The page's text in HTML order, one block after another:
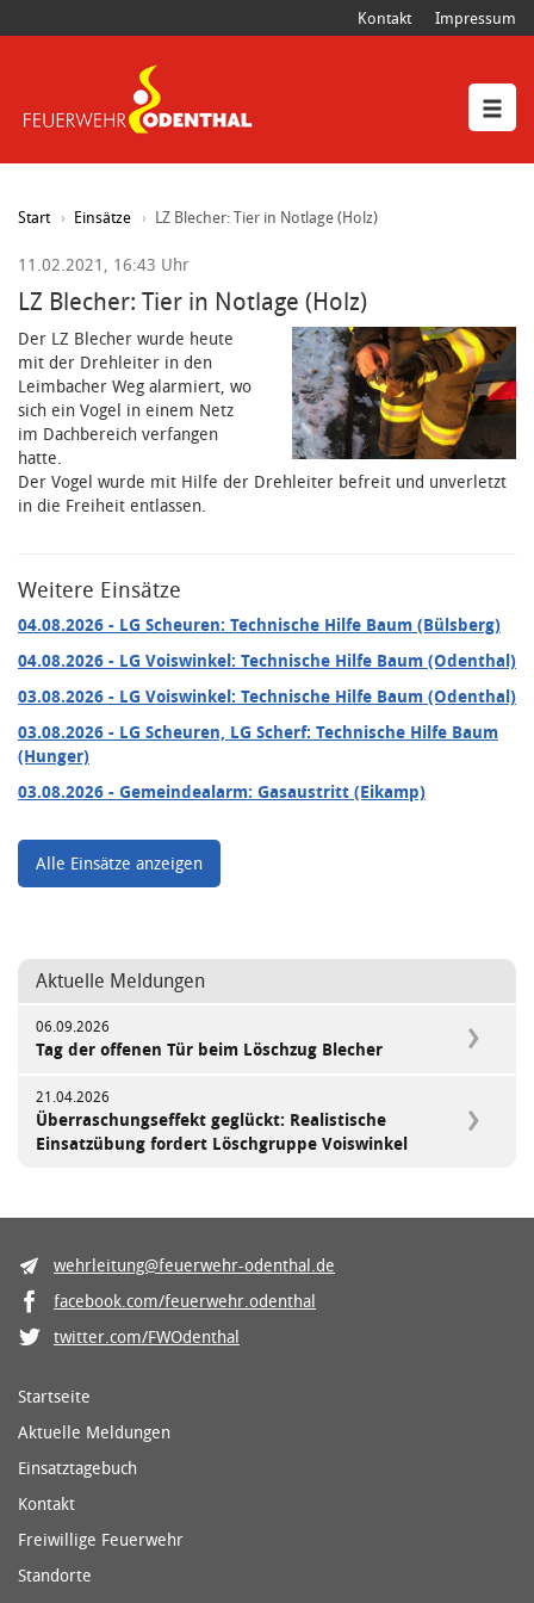
Kontakt Impressum
Start Einsätze LZ Blecher: Tier in Notlage (Holz)
11.02.2021, 16:43 Uhr
LZ Blecher: Tier in Notlage (Holz)
Der LZ Blecher wurde heute
mit der Drehleiter in den
Leimbacher Weg alarmiert, wo
sich ein Vogel in einem Netz
im Dachbereich verfangen
hatte.
Der Vogel wurde mit Hilfe der Drehleiter befreit und unverletzt
in die Freiheit entlassen.
Weitere Einsätze
04.08.2026 - LG Scheuren: Technische Hilfe Baum (Bülsberg)
04.08.2026 - LG Voiswinkel: Technische Hilfe Baum (Odenthal)
03.08.2026 - LG Voiswinkel: Technische Hilfe Baum (Odenthal)
03.08.2026 - LG Scheuren, LG Scherf: Technische Hilfe Baum
(Hunger)
03.08.2026 - Gemeindealarm: Gasaustritt (Eikamp)
Alle Einsätze anzeigen
Aktuelle Meldungen
06.09.2026
Tag der offenen Tür beim Löschzug Blecher
21.04.2026
Überraschungseffekt geglückt: Realistische
Einsatzübung fordert Löschgruppe Voiswinkel
wehrleitung@feuerwehr-odenthal.de
facebook.com/feuerwehr.odenthal
twitter.com/FWOdenthal
Startseite
Aktuelle Meldungen
Einsatztagebuch
Kontakt
Freiwillige Feuerwehr
Standorte